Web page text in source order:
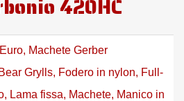
420HC
, Machete Gerber
Grylls, Fodero in nylon, Full-
, Lama fissa, Machete, Manico in